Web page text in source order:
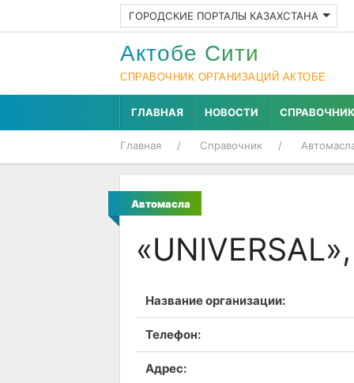
ГОРОДСКИЕ ПОРТАЛЫ КАЗАХСТАНА
Актобе Cити
СПРАВОЧНИК ОРГАНИЗАЦИЙ АКТОБЕ
ГЛАВНАЯ НОВОСТИ СПРАВОЧНИК
Главная Справочник
Автомасла
Название организации:
Телефон:
Адрес: